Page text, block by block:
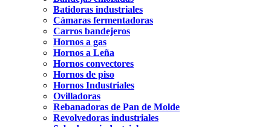
Batidoras industriales
Cámaras fermentadoras
Carros bandejeros
Hornos a gas
Hornos a Leña
Hornos convectores
Hornos de piso
Hornos Industriales
Ovilladoras
Rebanadoras de Pan de Molde
Revolvedoras industriales